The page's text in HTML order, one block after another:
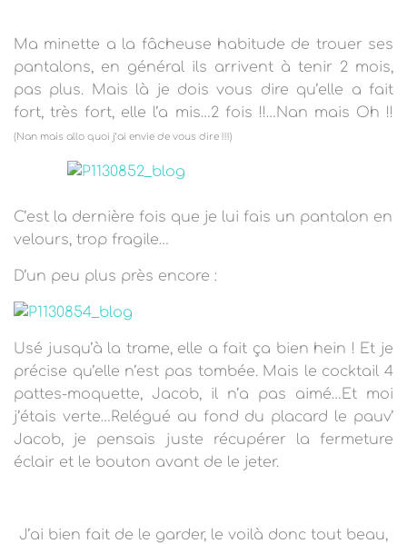
Ma minette a la fâcheuse habitude de trouer ses
pantalons, en général ils arrivent à tenir 2 mois,
pas plus. Mais là je dois vous dire qu’elle a fait
fort, très fort, elle l’a mis…2 fois !!…Nan mais Oh !!
(Nan mais allo quoi j’ai envie de vous dire !!!)
C’est la dernière fois que je lui fais un pantalon en
velours, trop fragile…
D’un peu plus près encore :
Usé jusqu’à la trame, elle a fait ça bien hein ! Et je
précise qu’elle n’est pas tombée. Mais le cocktail 4
pattes-moquette, Jacob, il n’a pas aimé…Et moi
j’étais verte…Relégué au fond du placard le pauv’
Jacob, je pensais juste récupérer la fermeture
éclair et le bouton avant de le jeter.
J’ai bien fait de le garder, le voilà donc tout beau,